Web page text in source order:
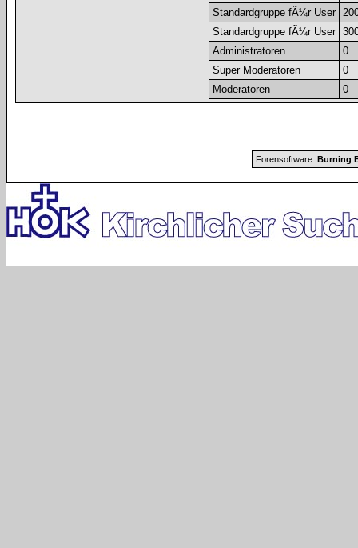
Standardgruppe fÃ¼r User
Standardgruppe fÃ¼r User
Administratoren
0
Super Moderatoren
0
Moderatoren
0
Forensoftware: Burning